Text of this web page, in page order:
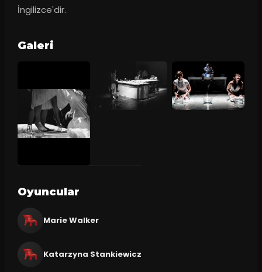
İngilizce'dir.
Galeri
Oyuncular
Marie Walker
Katarzyna Stankiewicz